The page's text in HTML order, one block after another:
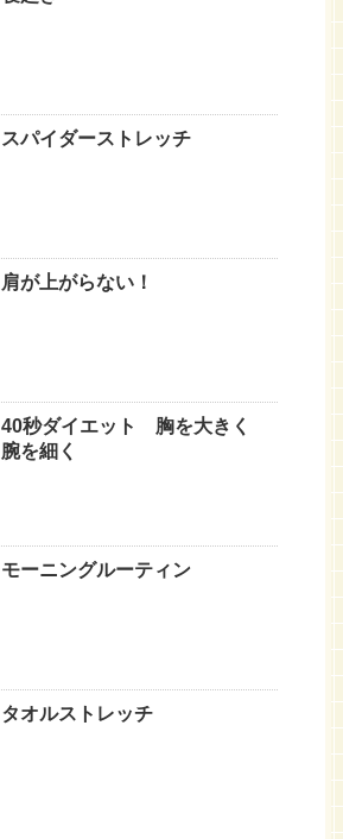
スパイダーストレッチ
肩が上がらない！
40秒ダイエット 胸を大きく
腕を細く
モーニングルーティン
タオルストレッチ